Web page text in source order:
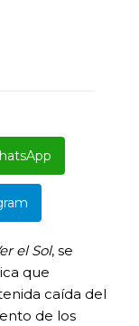
el Sol, se
que
caída del
de los